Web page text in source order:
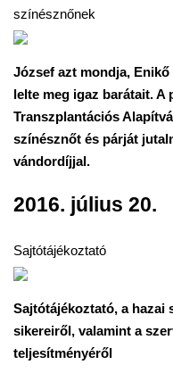
színésznőnek
József azt mondja,
lelte meg igaz barátait. A
Transzplantációs
színésznőt és párját
vándordíjjal.
2016. július 20.
Sajtótájékoztató
Sajtótájékoztató, a hazai
sikereiről, valamint a
teljesítményéről